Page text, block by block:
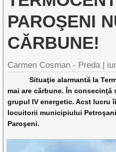
PAROŞENI
CĂRBUNE!
Carmen Cosman - Preda |
Situaţie alarmantă la
mai are cărbune. În consecinţă
grupul IV energetic. Acst lucru
locuitorii municipiului
Paroşeni.